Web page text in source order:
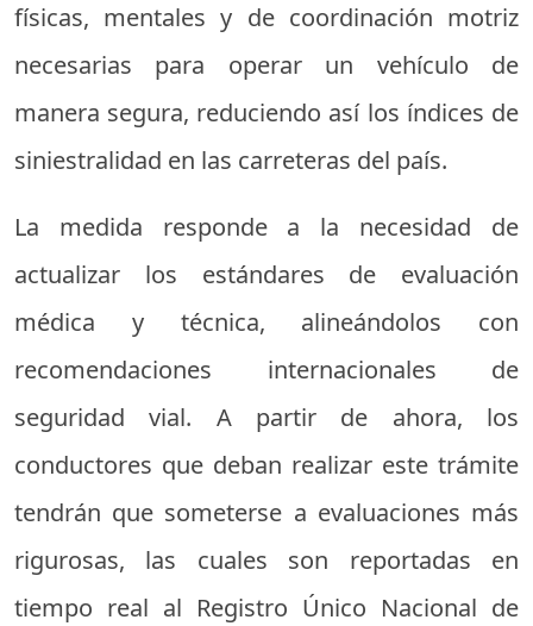
físicas, mentales y de coordinación motriz
necesarias para operar un vehículo de
manera segura, reduciendo así los índices de
siniestralidad en las carreteras del país.
La medida responde a la necesidad de
actualizar los estándares de evaluación
médica y técnica, alineándolos con
recomendaciones internacionales de
seguridad vial. A partir de ahora, los
conductores que deban realizar este trámite
tendrán que someterse a evaluaciones más
rigurosas, las cuales son reportadas en
tiempo real al Registro Único Nacional de